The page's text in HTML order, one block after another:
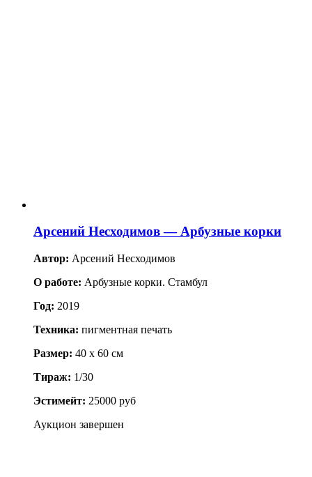
Арсений Несходимов — Арбузные корки
Автор: Арсений Несходимов
О работе: Арбузные корки. Стамбул
Год: 2019
Техника: пигментная печать
Размер: 40 x 60 см
Тираж: 1/30
Эстимейт: 25000 руб
Аукцион завершен